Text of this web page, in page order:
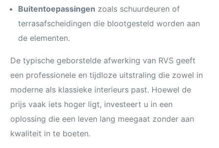
Buitentoepassingen zoals schuurdeuren of
terrasafscheidingen die blootgesteld worden aan
de elementen.
De typische geborstelde afwerking van RVS geeft
een professionele en tijdloze uitstraling die zowel in
moderne als klassieke interieurs past. Hoewel de
prijs vaak iets hoger ligt, investeert u in een
oplossing die een leven lang meegaat zonder aan
kwaliteit in te boeten.